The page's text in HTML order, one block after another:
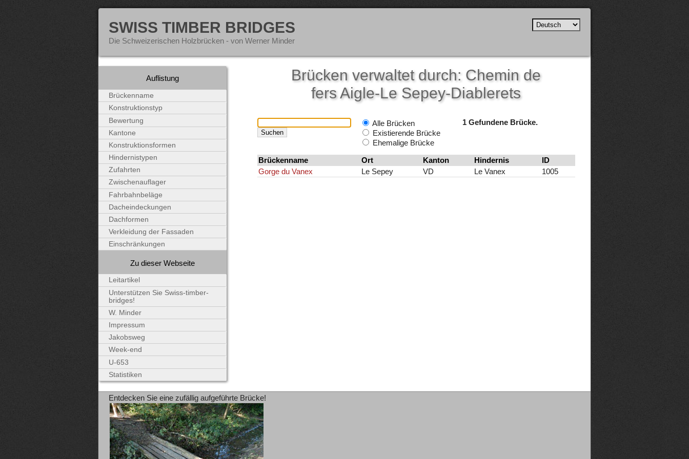
SWISS TIMBER BRIDGES
Die Schweizerischen Holzbrücken - von Werner Minder
Brücken verwaltet durch: Chemin de
fers Aigle-Le Sepey-Diablerets
Alle Brücken
Existierende Brücke
Ehemalige Brücke
1 Gefundene Brücke.
Brückenname Ort Kanton Hindernis
ID
Gorge du Vanex
Le Sepey VD Le Vanex 1005
Auflistung
Brückenname
Konstruktionstyp
Bewertung
Kantone
Konstruktionsformen
Hindernistypen
Zufahrten
Zwischenauflager
Fahrbahnbeläge
Dacheindeckungen
Dachformen
Verkleidung der Fassaden
Einschränkungen
Zu dieser Webseite
Leitartikel
Unterstützen Sie Swiss-timber-
bridges!
W. Minder
Impressum
Jakobsweg
Week-end
U-653
Statistiken
Entdecken Sie eine zufällig aufgeführte Brücke!